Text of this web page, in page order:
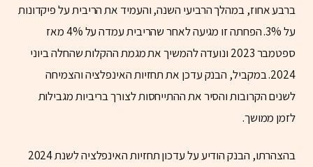
ברבע אחוז, במהלך הרביעי השנה, והעמיד את הריבית על פיקדונות
על 3%. הפחתה זו מגיעה לאחר שהריבית עמדה על 4% מאז
ספטמבר 2023 ונועדה להמשיך את מגמת ההקלות שהחלה ביוני
2024. במקביל, הבנק עדכן את תחזיות האינפלציה והצמיחה
לשנים הקרובות והסיר את ההתייחסות לצורך בריביות מגבילות
לזמן ממושך.
בהצהרתו, הבנק הודיע על עדכון תחזיות האינפלציה לשנת 2024